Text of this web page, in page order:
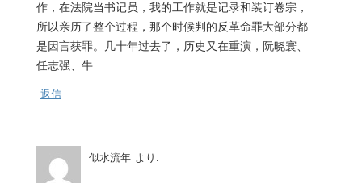
作，在法院当书记员，我的工作就是记录和装订卷宗，
所以亲历了整个过程，那个时候判的反革命罪大部分都
是因言获罪。几十年过去了，历史又在重演，阮晓寰、
任志强、牛…
返信
似水流年 より: